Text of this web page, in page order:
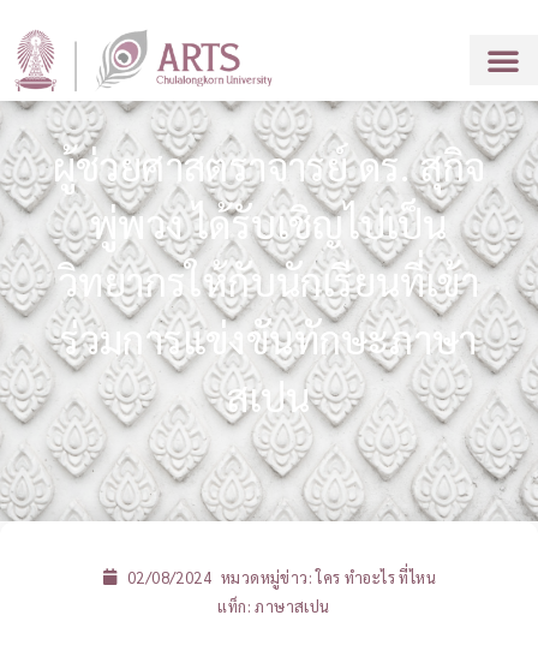
ผู้ช่วยศาสตราจารย์ ดร. สุกิจ
พู่พวง ได้รับเชิญไปเป็น
วิทยากรให้กับนักเรียนที่เข้า
ร่วมการแข่งขันทักษะภาษา
สเปน
02/08/2024 หมวดหมู่ข่าว:ใคร ทำอะไร ที่ไหน
แท็ก: ภาษาสเปน